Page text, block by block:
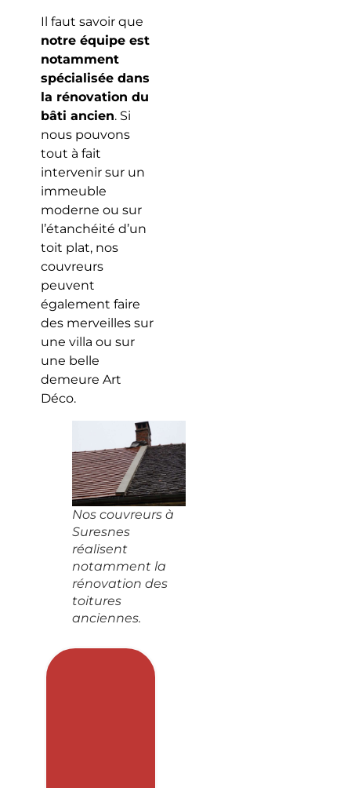
Il faut savoir que
notre équipe est
notamment
spécialisée dans
la rénovation du
bâti ancien. Si
nous pouvons
tout à fait
intervenir sur un
immeuble
moderne ou sur
l’étanchéité d’un
toit plat, nos
couvreurs
peuvent
également faire
des merveilles sur
une villa ou sur
une belle
demeure Art
Déco.
Nos couvreurs à
Suresnes
réalisent
notamment la
rénovation des
toitures
anciennes.